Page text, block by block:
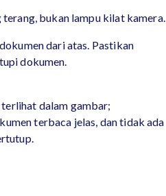
terang, bukan lampu kilat kamera.
dari atas. Pastikan
dokumen.
dalam gambar;
terbaca jelas, dan tidak ada